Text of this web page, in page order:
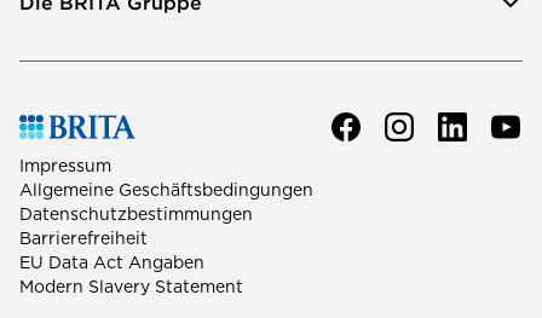
Impressum
Allgemeine Geschäftsbedingungen
Datenschutzbestimmungen
Barrierefreiheit
EU Data Act Angaben
Modern Slavery Statement